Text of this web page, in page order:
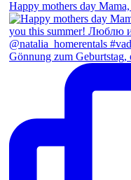
Happy mothers day
Gönnung zum